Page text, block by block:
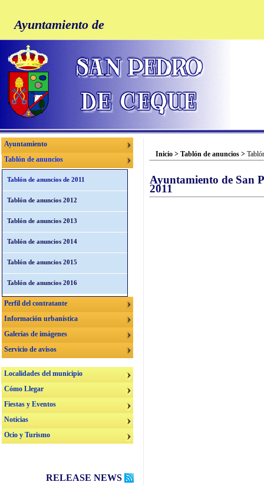
Ayuntamiento de
Ayuntamiento
Tablón de anuncios
Tablón de anuncios de 2011
Tablón de anuncios 2012
Tablón de anuncios 2013
Tablón de anuncios 2014
Tablón de anuncios 2015
Tablón de anuncios 2016
Perfil del contratante
Información urbanística
Galerías de imágenes
Servicio de avisos
Localidades del municipio
Cómo Llegar
Fiestas y Eventos
Noticias
Ocio y Turismo
RELEASE NEWS
Inicio >Tablón de anuncios >
Ayuntamiento de San
2011